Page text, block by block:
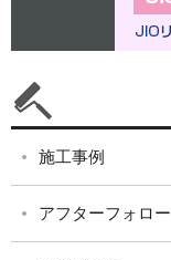
施工事例
アフターフォロー